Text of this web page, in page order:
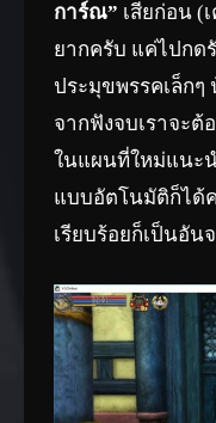
การ์ณ” เสียก่อน (
ยากครับ แค่ไปกด
ประมุขพรรคเล็กๆ
จากฟังจบเราจะต้
ในแผนที่ใหม่แนะ
แบบอัตโนมัติก็ได้
เรียบร้อยก็เป็นอัน